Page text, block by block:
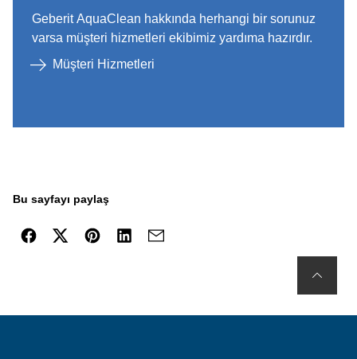
Geberit AquaClean hakkında herhangi bir sorunuz
varsa müşteri hizmetleri ekibimiz yardıma hazırdır.​
Müşteri Hizmetleri
Bu sayfayı paylaş